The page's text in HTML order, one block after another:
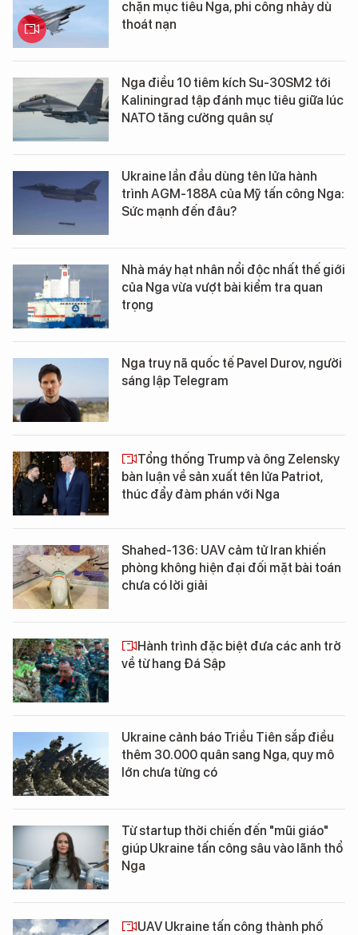
chặn mục tiêu Nga, phi công nhảy dù
thoát nạn
Nga điều 10 tiêm kích Su-30SM2 tới
Kaliningrad tập đánh mục tiêu giữa lúc
NATO tăng cường quân sự
Ukraine lần đầu dùng tên lửa hành
trình AGM-188A của Mỹ tấn công Nga:
Sức mạnh đến đâu?
Nhà máy hạt nhân nổi độc nhất thế giới
của Nga vừa vượt bài kiểm tra quan
trọng
Nga truy nã quốc tế Pavel Durov, người
sáng lập Telegram
Tổng thống Trump và ông Zelensky
bàn luận về sản xuất tên lửa Patriot,
thúc đẩy đàm phán với Nga
Shahed-136: UAV cảm tử Iran khiến
phòng không hiện đại đối mặt bài toán
chưa có lời giải
Hành trình đặc biệt đưa các anh trở
về từ hang Đá Sập
Ukraine cảnh báo Triều Tiên sắp điều
thêm 30.000 quân sang Nga, quy mô
lớn chưa từng có
Từ startup thời chiến đến "mũi giáo"
giúp Ukraine tấn công sâu vào lãnh thổ
Nga
UAV Ukraine tấn công thành phố